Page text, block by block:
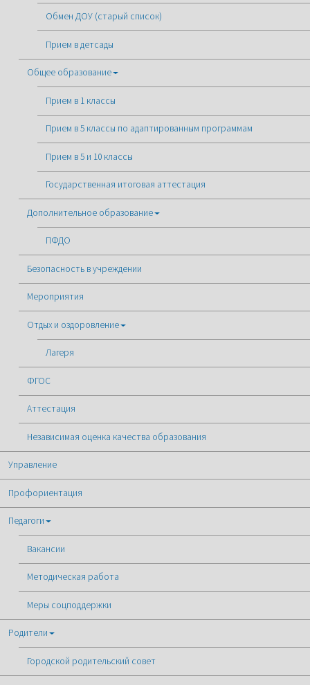
Обмен ДОУ (старый список)
Прием в детсады
Общее образование
Прием в 1 классы
Прием в 5 классы по адаптированным программам
Прием в 5 и 10 классы
Государственная итоговая аттестация
Дополнительное образование
ПФДО
Безопасность в учреждении
Мероприятия
Отдых и оздоровление
Лагеря
ФГОС
Аттестация
Независимая оценка качества образования
Управление
Профориентация
Педагоги
Вакансии
Методическая работа
Меры соцподдержки
Родители
Городской родительский совет